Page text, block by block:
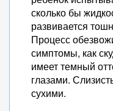
сколько бы
развивается
Процесс
симптомы, как
имеет темный
глазами.
сухими.